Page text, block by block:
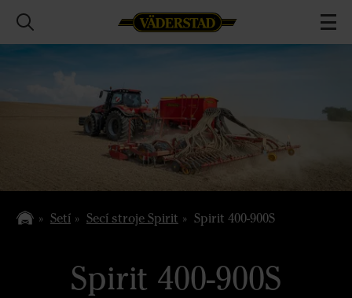
Setí Secí stroje Spirit Spirit 400-900S
Spirit 400-900S